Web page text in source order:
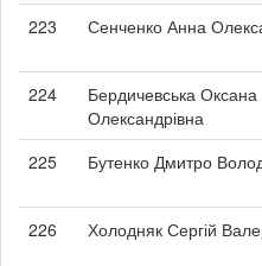
223
Сенченко Анна
224
Бердичевська Оксана
Олександрівна
225
Бутенко Дмитро
226
Холодняк Сергій